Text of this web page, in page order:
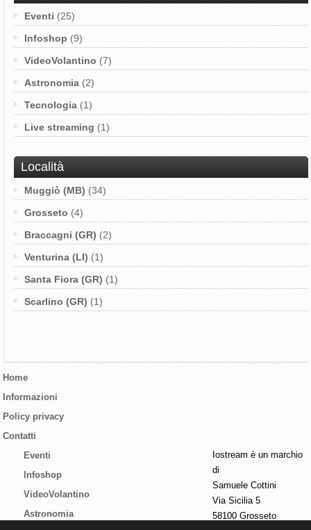
Eventi (25)
Infoshop (9)
VideoVolantino (7)
Astronomia (2)
Tecnologia (1)
Live streaming (1)
Località
Muggiò (MB) (34)
Grosseto (4)
Braccagni (GR) (2)
Venturina (LI) (1)
Santa Fiora (GR) (1)
Scarlino (GR) (1)
Home
Informazioni
Policy privacy
Contatti
Eventi
Infoshop
VideoVolantino
Astronomia
Iostream è un marchio
di
Samuele Cottini
Via Sicilia 5
58100 Grosseto